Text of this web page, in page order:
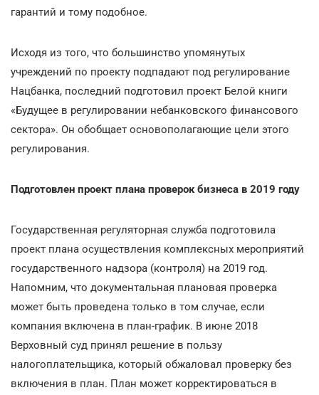
гарантий и тому подобное.
Исходя из того, что большинство упомянутых
учреждений по проекту подпадают под регулирование
Нацбанка, последний подготовил проект Белой книги
«Будущее в регулировании небанковского финансового
сектора». Он обобщает основополагающие цели этого
регулирования.
Подготовлен проект плана проверок бизнеса в 2019 году
Государственная регуляторная служба подготовила
проект плана осуществления комплексных мероприятий
государственного надзора (контроля) на 2019 год.
Напомним, что документальная плановая проверка
может быть проведена только в том случае, если
компания включена в план-график. В июне 2018
Верховный суд принял решение в пользу
налогоплательщика, который обжаловал проверку без
включения в план. План может корректироваться в